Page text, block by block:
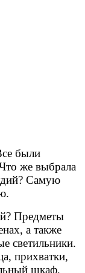
были
же выбрала
Самую
Предметы
а также
светильники.
прихватки,
шкаф,